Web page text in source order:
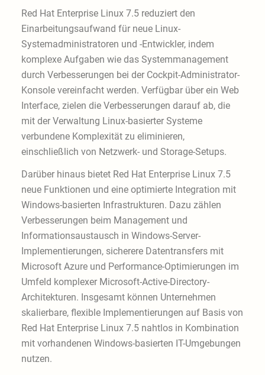
Red Hat Enterprise Linux 7.5 reduziert den
Einarbeitungsaufwand für neue Linux-
Systemadministratoren und -Entwickler, indem
komplexe Aufgaben wie das Systemmanagement
durch Verbesserungen bei der Cockpit-Administrator-
Konsole vereinfacht werden. Verfügbar über ein Web
Interface, zielen die Verbesserungen darauf ab, die
mit der Verwaltung Linux-basierter Systeme
verbundene Komplexität zu eliminieren,
einschließlich von Netzwerk- und Storage-Setups.
Darüber hinaus bietet Red Hat Enterprise Linux 7.5
neue Funktionen und eine optimierte Integration mit
Windows-basierten Infrastrukturen. Dazu zählen
Verbesserungen beim Management und
Informationsaustausch in Windows-Server-
Implementierungen, sicherere Datentransfers mit
Microsoft Azure und Performance-Optimierungen im
Umfeld komplexer Microsoft-Active-Directory-
Architekturen. Insgesamt können Unternehmen
skalierbare, flexible Implementierungen auf Basis von
Red Hat Enterprise Linux 7.5 nahtlos in Kombination
mit vorhandenen Windows-basierten IT-Umgebungen
nutzen.